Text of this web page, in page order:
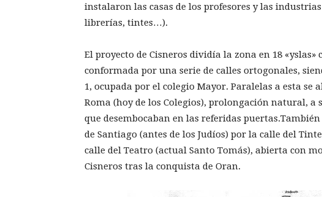
instalaron las casas de los profesores y las
librerías, tintes…).
El proyecto de Cisneros dividía la zona en 18
conformada por una serie de ca­lles ortogonales,
1, ocupada por el colegio Mayor. Paralelas a esta se
Roma (hoy de los Colegios), prolongación natural, a
que desembocaban en las referidas
de Santiago (antes de los Judíos) por la calle del
calle del Teatro (actual Santo Tomás), abierta con
Cisneros tras la conquista de Oran.